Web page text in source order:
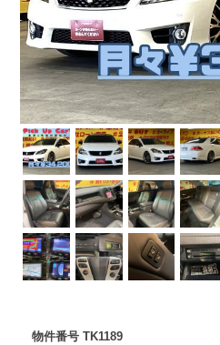
物件番号 TK1189